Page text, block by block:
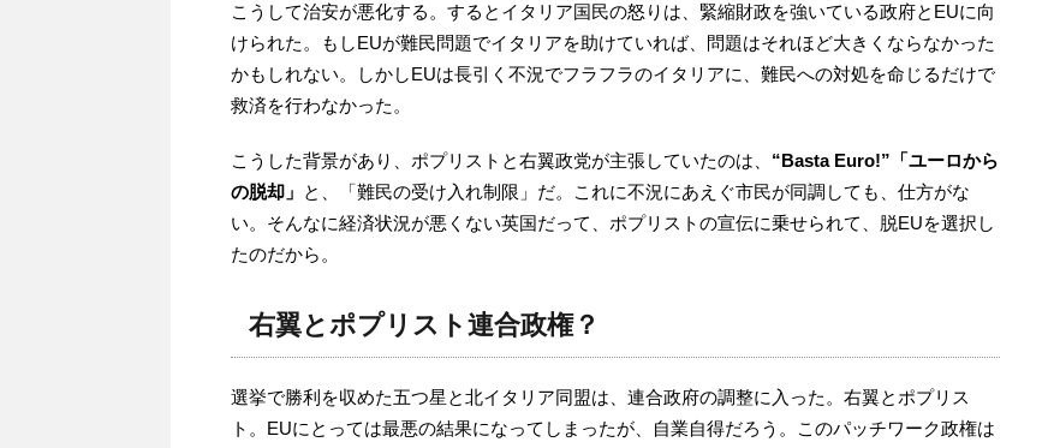
こうして治安が悪化する。するとイタリア国民の怒りは、緊縮財政を強いている政府とEUに向
けられた。もしEUが難民問題でイタリアを助けていれば、問題はそれほど大きくならなかった
かもしれない。しかしEUは長引く不況でフラフラのイタリアに、難民への対処を命じるだけで
救済を行わなかった。
こうした背景があり、ポプリストと右翼政党が主張していたのは、 “Basta Euro!”「ユーロから
の脱却」 と、「難民の受け入れ制限」だ。これに不況にあえぐ市民が同調しても、仕方がな
い。そんなに経済状況が悪くない英国だって、ポプリストの宣伝に乗せられて、脱EUを選択し
たのだから。
右翼とポプリスト連合政権？
選挙で勝利を収めた五つ星と北イタリア同盟は、連合政府の調整に入った。右翼とポプリス
ト。EUにとっては最悪の結果になってしまったが、自業自得だろう。このパッチワーク政権は